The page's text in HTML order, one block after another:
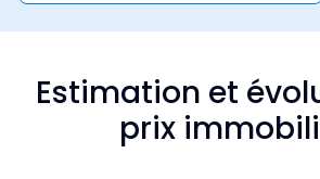
Estimation et
prix